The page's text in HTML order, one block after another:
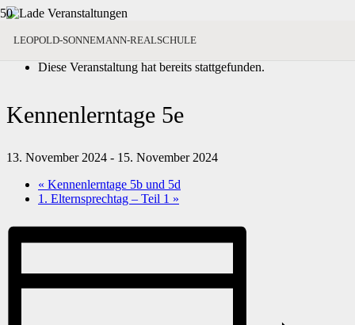
LEOPOLD-SONNEMANN-REALSCHULE
« Alle Veranstaltungen
Diese Veranstaltung hat bereits stattgefunden.
Kennenlerntage 5e
13. November 2024 - 15. November 2024
« Kennenlerntage 5b und 5d
1. Elternsprechtag – Teil 1 »